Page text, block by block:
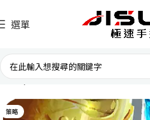
選單
首頁 國際遊戲
策略